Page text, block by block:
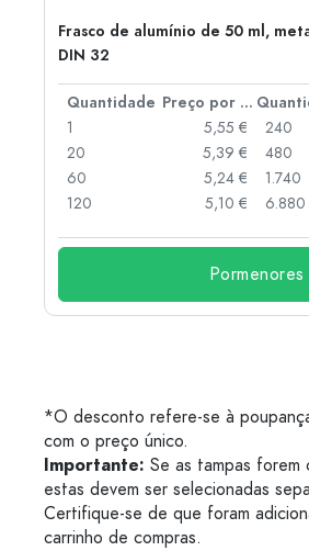
Frasco de alumínio de 50 ml,
DIN 32
Quantidade Preço por peça
1
5,55 €
20
5,39 €
60
5,24 €
120
5,10 €
240
480
1.740
6.880
Pormenores
*O desconto refere-se à
com o preço único.
Importante: Se as tampas forem
estas devem ser selecionadas
Certifique-se de que foram
carrinho de compras.